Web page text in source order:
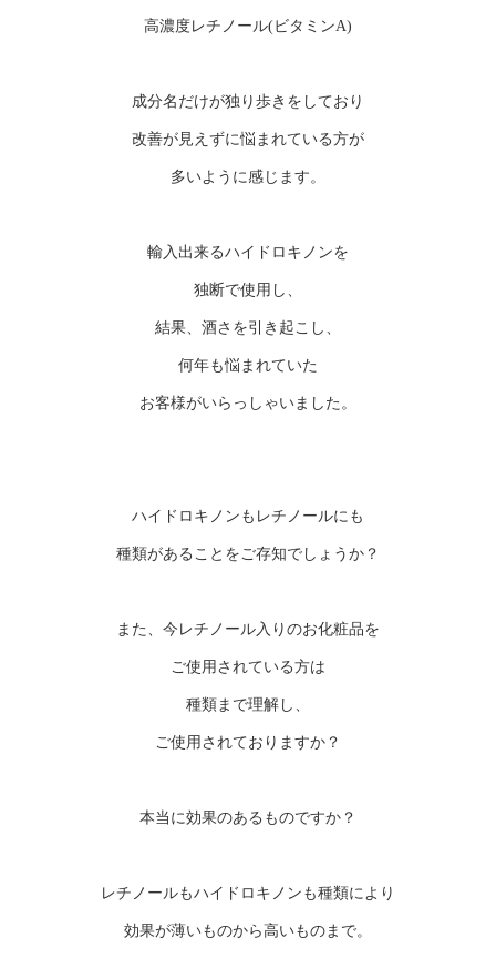
高濃度レチノール(ビタミンA)
成分名だけが独り歩きをしており
改善が見えずに悩まれている方が
多いように感じます。
輸入出来るハイドロキノンを
独断で使用し、
結果、酒さを引き起こし、
何年も悩まれていた
お客様がいらっしゃいました。
ハイドロキノンもレチノールにも
種類があることをご存知でしょうか？
また、今レチノール入りのお化粧品を
ご使用されている方は
種類まで理解し、
ご使用されておりますか？
本当に効果のあるものですか？
レチノールもハイドロキノンも種類により
効果が薄いものから高いものまで。